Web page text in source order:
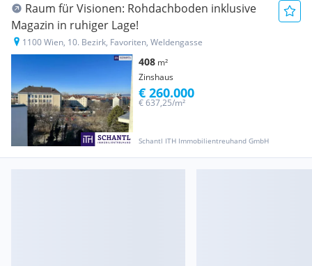
Raum für Visionen: Rohdachboden inklusive
Magazin in ruhiger Lage!
1100 Wien, 10. Bezirk, Favoriten, Weldengasse
408 m²
Zinshaus
Schantl ITH Immobilientreuhand GmbH
€ 637,25/m²
€ 260.000